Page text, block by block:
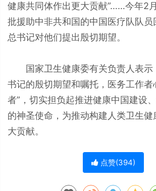
健康共同体作出更大贡献”……今年2
批援助中非共和国的中国医疗队队
总书记对他们提出殷切期望。
国家卫生健康委有关负责人表示
书记的殷切期望和嘱托，医务工作者
者”，切实担负起推进健康中国建设
的神圣使命，为推动构建人类卫生健
大贡献。
点赞(394)